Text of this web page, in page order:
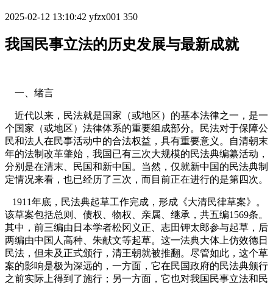
2025-02-12 13:10:42 yfzx001 350
我国民事立法的历史发展与最新成就
一、绪言
近代以来，民法就是国家（或地区）的基本法律之一，是一
个国家（或地区）法律体系的重要组成部分。民法对于保障公
民和法人在民事活动中的合法权益，具有重要意义。自清朝末
年的法制改革肇始，我国已有三次大规模的民法典编纂活动，
分别是在清末、民国和新中国。当然，仅就新中国的民法典制
定情况来看，也已经历了三次，而目前正在进行的是第四次。
1911年底，民法典起草工作完成，形成《大清民律草案》。
该草案包括总则、债权、物权、亲属、继承，共五编1569条。
其中，前三编由日本学者松冈义正、志田钾太郎参与起草，后
两编由中国人高种、朱献文等起草。这一法典大体上仿效德日
民法，但未及正式颁行，清王朝就被推翻。尽管如此，这个草
案的影响是极为深远的，一方面，它在民国政府的民法典颁行
之前实际上得到了施行；另一方面，它也对我国民事立法和民